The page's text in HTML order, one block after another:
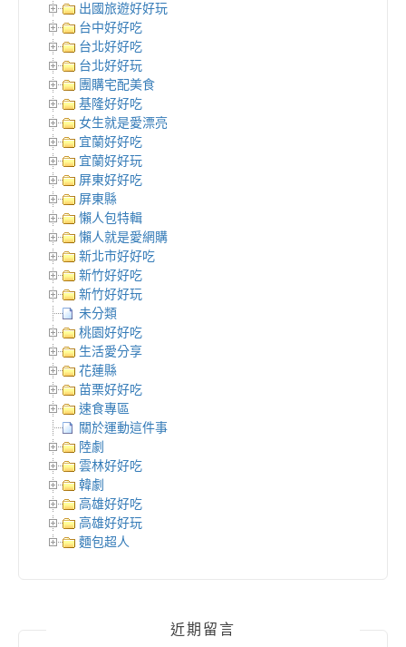
出國旅遊好好玩
台中好好吃
台北好好吃
台北好好玩
團購宅配美食
基隆好好吃
女生就是愛漂亮
宜蘭好好吃
宜蘭好好玩
屏東好好吃
屏東縣
懶人包特輯
懶人就是愛網購
新北市好好吃
新竹好好吃
新竹好好玩
未分類
桃園好好吃
生活愛分享
花蓮縣
苗栗好好吃
速食專區
關於運動這件事
陸劇
雲林好好吃
韓劇
高雄好好吃
高雄好好玩
麵包超人
近期留言